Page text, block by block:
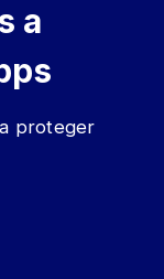
a
proteger